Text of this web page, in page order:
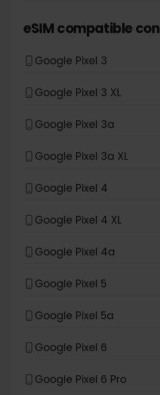
eSIM compatible con
Google Pixel 3
Google Pixel 3 XL
Google Pixel 3a
Google Pixel 3a XL
Google Pixel 4
Google Pixel 4 XL
Google Pixel 4a
Google Pixel 5
Google Pixel 5a
Google Pixel 6
Google Pixel 6 Pro